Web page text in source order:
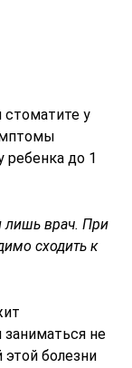
стоматите у
ребенка до 1
лишь врач. При
сходить к
заниматься не
болезни